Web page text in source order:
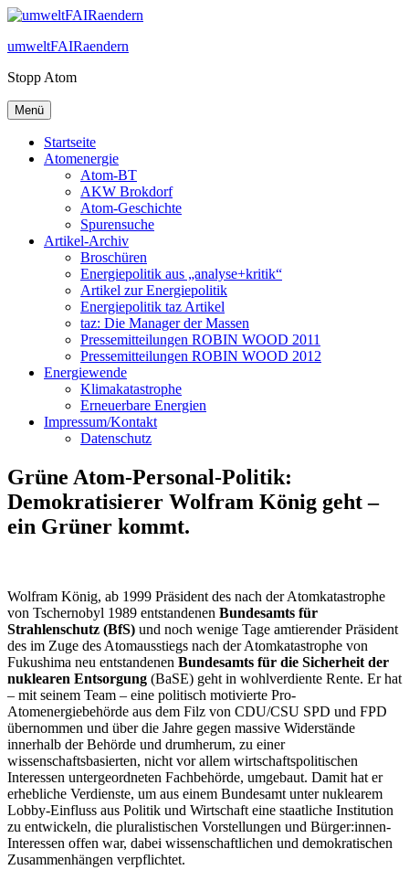
Zum
springen
umweltFAIRaendern
Stopp Atom
Menü
Startseite
Atomenergie
Atom-BT
AKW Brokdorf
Atom-Geschichte
Spurensuche
Artikel-Archiv
Broschüren
Energiepolitik aus „analyse+kritik“
Artikel zur Energiepolitik
Energiepolitik taz Artikel
taz: Die Manager der Massen
Pressemitteilungen ROBIN WOOD 2011
Pressemitteilungen ROBIN WOOD 2012
Energiewende
Klimakatastrophe
Erneuerbare Energien
Impressum/Kontakt
Datenschutz
Grüne Atom-Personal-Politik:
Demokratisierer Wolfram König geht –
ein Grüner kommt.
Wolfram König, ab 1999 Präsident des nach der Atomkatastrophe
von Tschernobyl 1989 entstandenen Bundesamts für
Strahlenschutz (BfS) und noch wenige Tage amtierender Präsident
des im Zuge des Atomausstiegs nach der Atomkatastrophe von
Fukushima neu entstandenen Bundesamts für die Sicherheit der
nuklearen Entsorgung (BaSE) geht in wohlverdiente Rente. Er hat
– mit seinem Team – eine politisch motivierte Pro-
Atomenergiebehörde aus dem Filz von CDU/CSU SPD und FPD
übernommen und über die Jahre gegen massive Widerstände
innerhalb der Behörde und drumherum, zu einer
wissenschaftsbasierten, nicht vor allem wirtschaftspolitischen
Interessen untergeordneten Fachbehörde, umgebaut. Damit hat er
erhebliche Verdienste, um aus einem Bundesamt unter nuklearem
Lobby-Einfluss aus Politik und Wirtschaft eine staatliche Institution
zu entwickeln, die pluralistischen Vorstellungen und Bürger:innen-
Interessen offen war, dabei wissenschaftlichen und demokratischen
Zusammenhängen verpflichtet.